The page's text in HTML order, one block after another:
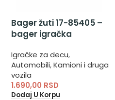
Bager žuti 17-85405 –
bager igračka
Igračke za decu,
Automobili,Kamioni i druga
vozila
1.690,00 RSD
Dodaj U Korpu